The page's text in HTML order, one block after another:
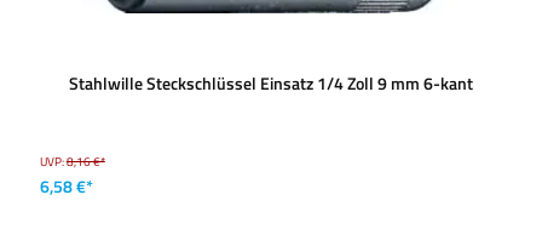
Stahlwille Steckschlüssel Einsatz 1/4 Zoll 9 mm 6-kant
UVP:8,16 €*
6,58 €*